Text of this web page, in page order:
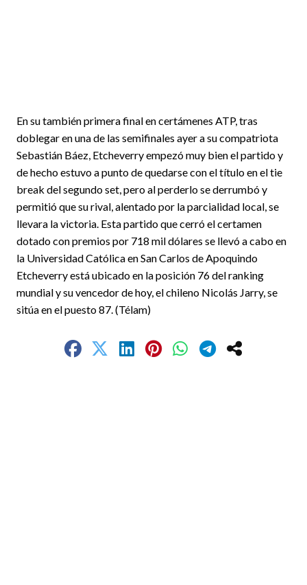
En su también primera final en certámenes ATP, tras
doblegar en una de las semifinales ayer a su compatriota
Sebastián Báez, Etcheverry empezó muy bien el partido y
de hecho estuvo a punto de quedarse con el título en el tie
break del segundo set, pero al perderlo se derrumbó y
permitió que su rival, alentado por la parcialidad local, se
llevara la victoria. Esta partido que cerró el certamen
dotado con premios por 718 mil dólares se llevó a cabo en
la Universidad Católica en San Carlos de Apoquindo
Etcheverry está ubicado en la posición 76 del ranking
mundial y su vencedor de hoy, el chileno Nicolás Jarry, se
sitúa en el puesto 87. (Télam)